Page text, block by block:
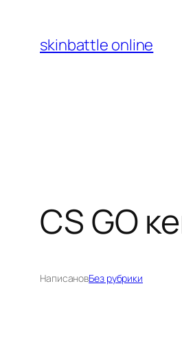
содержимому
skinbattle online
CS GO
НаписановБез рубрики